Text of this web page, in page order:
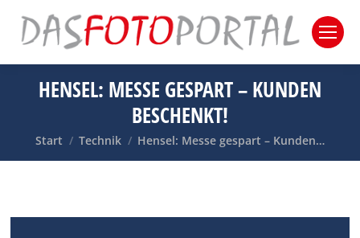
HENSEL: MESSE GESPART – KUNDEN
BESCHENKT!
Sie befinden sich hier:
Start Technik Hensel: Messe gespart – Kunden…